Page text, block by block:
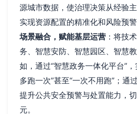
源城市数据，使治理决策从经验
实现资源配置的精准化和风险预警
场景融合，赋能基层运营 ：将技
务、智慧安防、智慧园区、智慧
如，通过“智慧政务一体化平台”
多跑一次”甚至“一次不用跑”；通
提升公共安全预警与处置能力，
元。